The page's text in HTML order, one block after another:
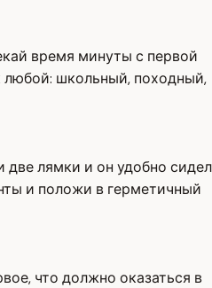
время минуты с первой
школьный, походный,
две лямки и он удобно сидел
и положи в герметичный
что должно оказаться в